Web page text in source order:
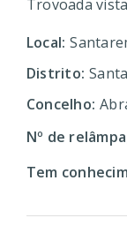
Trovoada
Local:
Distrito:
Concelho:
Nº de
Tem